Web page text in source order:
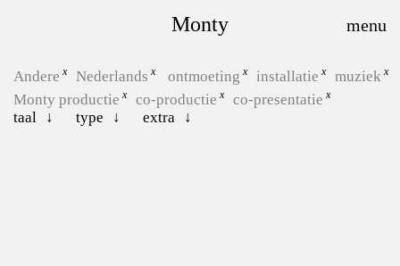
Monty
Andere Nederlands ontmoeting installatie
muziek
Monty productie
co-productie
co-presentatie
taal
type extra